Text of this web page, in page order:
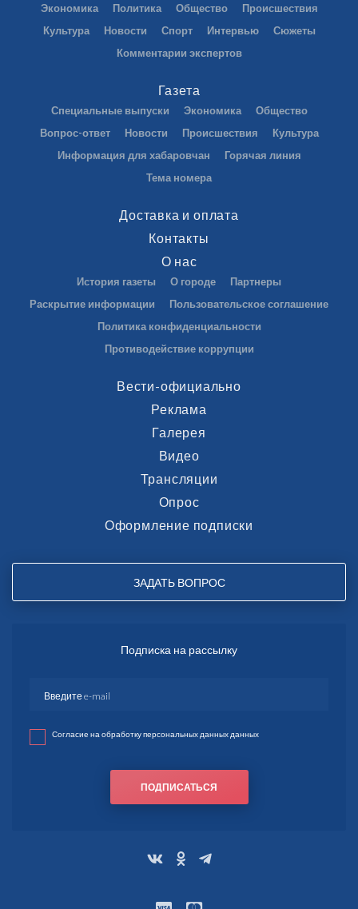
Экономика Политика Общество
Происшествия
Культура
Новости Спорт Интервью
Сюжеты
Комментарии экспертов
Газета
Специальные выпуски Экономика
Общество
Вопрос-ответ
Новости Происшествия
Культура
Информация для хабаровчан
Горячая линия
Тема номера
Доставка и оплата
Контакты
О нас
История газеты О городе
Партнеры
Раскрытие информации
Пользовательское соглашение
Политика конфиденциальности
Противодействие коррупции
Вести-официально
Реклама
Галерея
Видео
Трансляции
Опрос
Оформление подписки
ЗАДАТЬ ВОПРОС
Подписка на рассылку
Согласие на обработку персональных данных данных
ПОДПИСАТЬСЯ